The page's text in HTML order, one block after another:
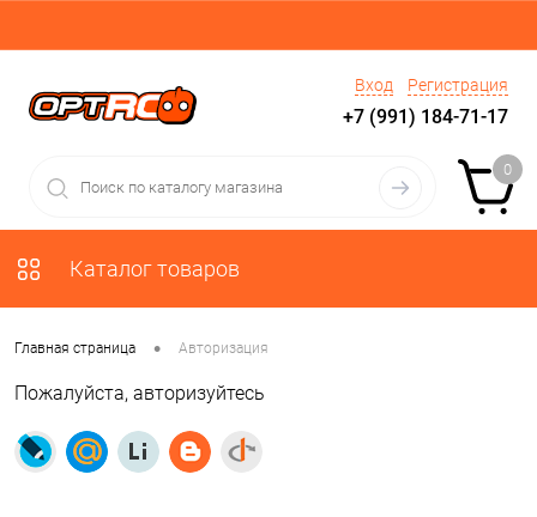
Вход Регистрация
+7 (991) 184-71-17
0
Каталог товаров
Главная страница • Авторизация
Пожалуйста, авторизуйтесь